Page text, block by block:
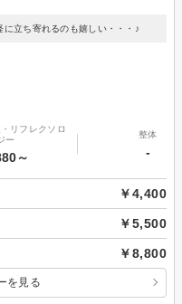
立ち寄れるのも嬉しい・・・♪
リフレクソロ
ー
～
整体
-
￥4,400
￥5,500
￥8,800
を見る